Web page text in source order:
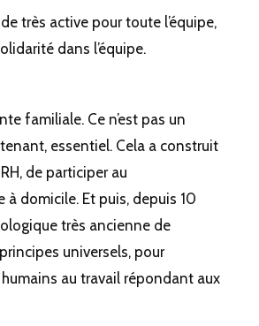
très active pour toute l’équipe,
dans l’équipe.
familiale. Ce n’est pas un
essentiel. Cela a construit
de participer au
domicile. Et puis, depuis 10
très ancienne de
universels, pour
au travail répondant aux